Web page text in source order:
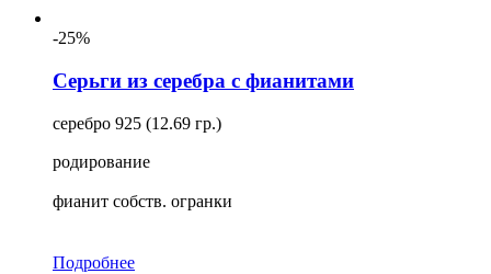
-25%
Серьги из серебра с фианитами
серебро 925 (12.69 гр.)
родирование
фианит собств. огранки
Подробнее